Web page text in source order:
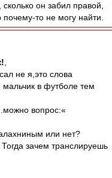
он забил правой,
то не могу найти.
не я,это слова
в футболе тем
вопрос:«
или нет?
Тогда зачем транслируешь